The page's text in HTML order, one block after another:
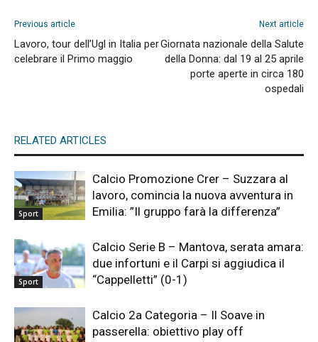
Previous article
Lavoro, tour dell’Ugl in Italia per
celebrare il Primo maggio
Next article
Giornata nazionale della Salute
della Donna: dal 19 al 25 aprile
porte aperte in circa 180
ospedali
RELATED ARTICLES
Sport
Calcio Promozione Crer – Suzzara al
lavoro, comincia la nuova avventura in
Emilia: ”Il gruppo farà la differenza”
Sport
Calcio Serie B – Mantova, serata amara:
due infortuni e il Carpi si aggiudica il
“Cappelletti” (0-1)
Calcio 2a Categoria – Il Soave in
passerella: obiettivo play off